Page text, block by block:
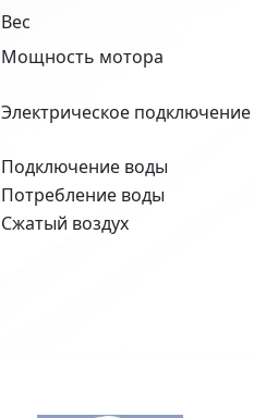
Вес
Мощность мотора
Электрическое подключение
Подключение воды
Потребление воды
Сжатый воздух